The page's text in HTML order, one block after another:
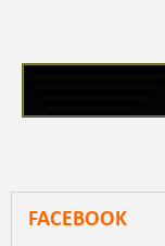
FACEBOOK